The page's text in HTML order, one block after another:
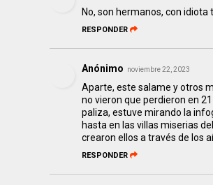
No, son hermanos, con idiota
RESPONDER
Anónimo noviembre 22, 2023
Aparte, este salame y otros
no vieron que perdieron en
paliza, estuve mirando la
hasta en las villas miserias
crearon ellos a través de los
RESPONDER